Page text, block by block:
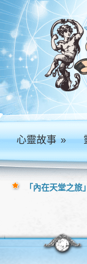
心靈故事»
「內在天堂之